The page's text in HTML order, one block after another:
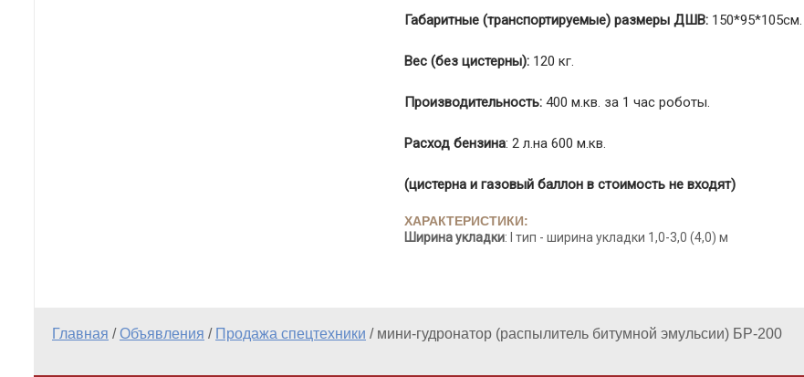
Габаритные (транспортируемые) размеры ДШВ: 150*95*105см.
Вес (без цистерны): 120 кг.
Производительность: 400 м.кв. за 1 час роботы.
Расход бензина: 2 л.на 600 м.кв.
(цистерна и газовый баллон в стоимость не входят)
ХАРАКТЕРИСТИКИ:
Ширина укладки: I тип - ширина укладки 1,0-3,0 (4,0) м
Главная /Объявления / Продажа спецтехники / мини-гудронатор (распылитель битумной эмульсии) БР-200